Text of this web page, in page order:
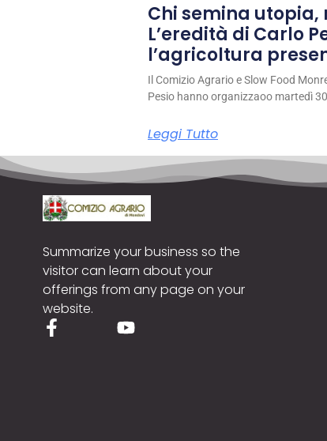
Chi semina
L’eredità di Carlo
l’agricoltura
Il Comizio Agrario e Slow Food
Pesio hanno organizzaoo martedì
Leggi Tutto
Summarize your business so the
visitor can learn about your
offerings from any page on your
website.